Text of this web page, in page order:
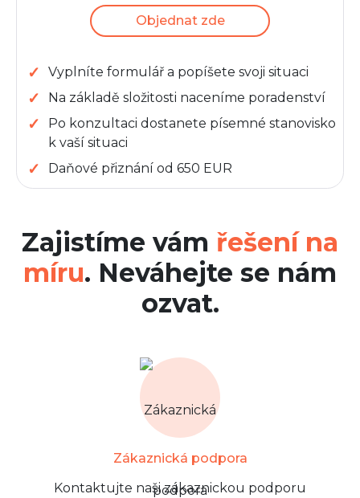
Objednat zde
Vyplníte formulář a popíšete svoji situaci
Na základě složitosti naceníme poradenství
Po konzultaci dostanete písemné stanovisko
k vaší situaci
Daňové přiznání od 650 EUR
Zajistíme vám řešení na
míru. Neváhejte se nám
ozvat.
Zákaznická podpora
Kontaktujte naši zákaznickou podporu